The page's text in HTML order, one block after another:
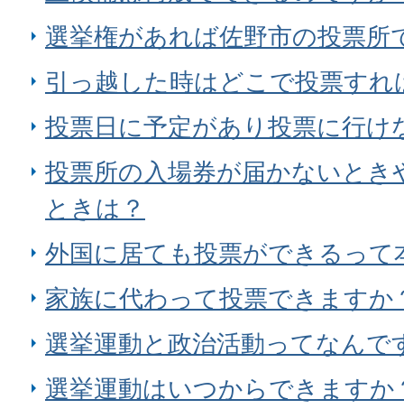
選挙権があれば佐野市の投票所
引っ越した時はどこで投票す
投票日に予定があり投票に行け
投票所の入場券が届かないと
ときは？
外国に居ても投票ができるって
家族に代わって投票できますか
選挙運動と政治活動ってなんで
選挙運動はいつからできますか